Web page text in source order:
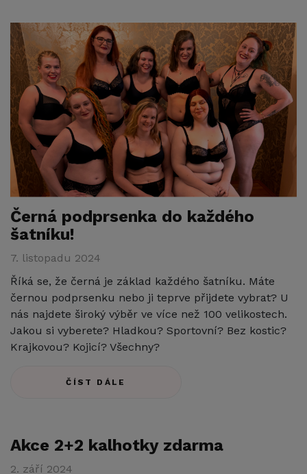
Černá podprsenka do každého
šatníku!
7. listopadu 2024
Říká se, že černá je základ každého šatníku. Máte
černou podprsenku nebo ji teprve přijdete vybrat? U
nás najdete široký výběr ve více než 100 velikostech.
Jakou si vyberete? Hladkou? Sportovní? Bez kostic?
Krajkovou? Kojicí? Všechny?
ČÍST DÁLE
Akce 2+2 kalhotky zdarma
2. září 2024